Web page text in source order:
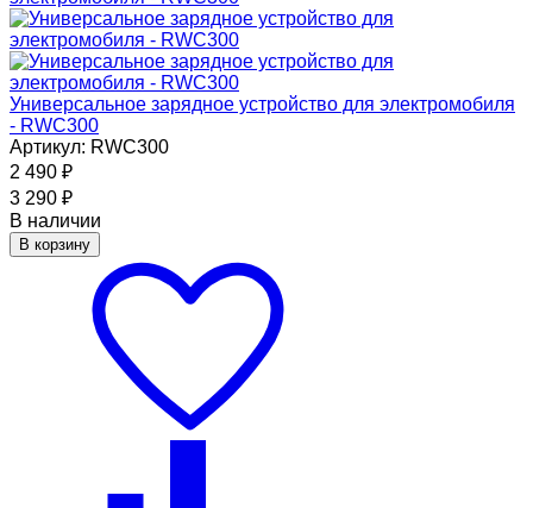
Универсальное зарядное устройство для электромобиля
- RWC300
Артикул: RWC300
2 490 ₽
3 290 ₽
В наличии
В корзину